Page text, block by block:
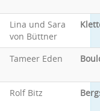
Lina und Sara
von Büttner
Tameer Eden
Rolf Bitz